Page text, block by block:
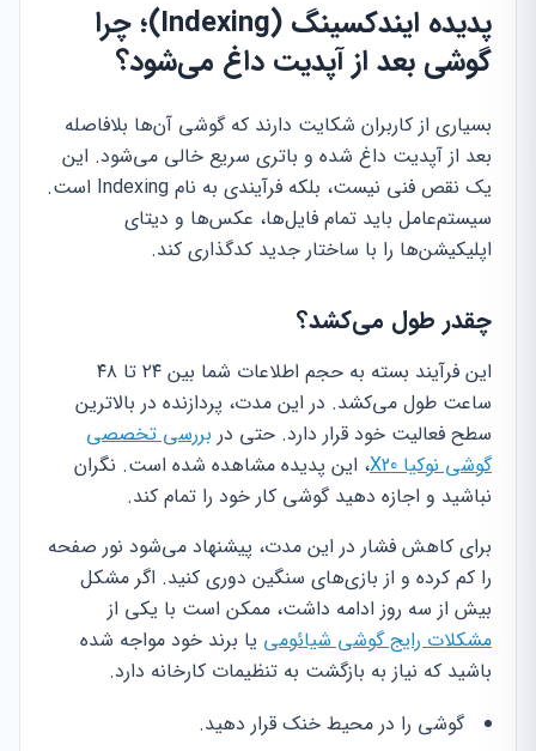
پدیده ایندکسینگ (Indexing)؛ چرا
گوشی بعد از آپدیت داغ می‌شود؟
بسیاری از کاربران شکایت دارند که گوشی آن‌ها بلافاصله
بعد از آپدیت داغ شده و باتری سریع خالی می‌شود. این
یک نقص فنی نیست، بلکه فرآیندی به نام Indexing است.
سیستم‌عامل باید تمام فایل‌ها، عکس‌ها و دیتای
اپلیکیشن‌ها را با ساختار جدید کدگذاری کند.
چقدر طول می‌کشد؟
این فرآیند بسته به حجم اطلاعات شما بین ۲۴ تا ۴۸
ساعت طول می‌کشد. در این مدت، پردازنده در بالاترین
سطح فعالیت خود قرار دارد. حتی در بررسی تخصصی
گوشی نوکیا X20
، این پدیده مشاهده شده است. نگران
نباشید و اجازه دهید گوشی کار خود را تمام کند.
برای کاهش فشار در این مدت، پیشنهاد می‌شود نور صفحه
را کم کرده و از بازی‌های سنگین دوری کنید. اگر مشکل
بیش از سه روز ادامه داشت، ممکن است با یکی از
مشکلات رایج گوشی شیائومی یا برند خود مواجه شده
باشید که نیاز به بازگشت به تنظیمات کارخانه دارد.
گوشی را در محیط خنک قرار دهید.